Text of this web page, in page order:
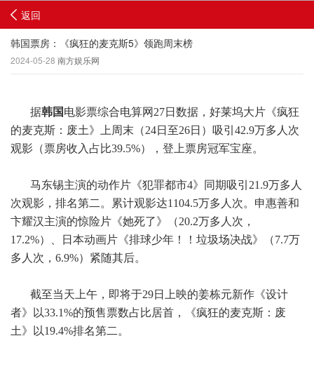
返回
韩国票房：《疯狂的麦克斯5》领跑周末榜
2024-05-28 南方娱乐网
据韩国电影票综合电算网27日数据，好莱坞大片《疯狂
的麦克斯：废土》上周末（24日至26日）吸引42.9万多人次
观影（票房收入占比39.5%），登上票房冠军宝座。
马东锡主演的动作片《犯罪都市4》同期吸引21.9万多人
次观影，排名第二。累计观影达1104.5万多人次。申惠善和
卞耀汉主演的惊险片《她死了》（20.2万多人次，
17.2%）、日本动画片《排球少年！！垃圾场决战》（7.7万
多人次，6.9%）紧随其后。
截至当天上午，即将于29日上映的姜栋元新作《设计
者》以33.1%的预售票数占比居首，《疯狂的麦克斯：废
土》以19.4%排名第二。